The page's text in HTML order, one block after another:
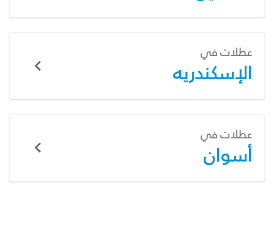
عطلات في
الإسكندريه
عطلات في
أسوان